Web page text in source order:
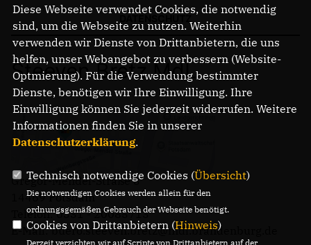
Steeven Bretz MdL
Gregor-Mendel-Straße 3
14469 Potsdam
Telefon: 0331 - 20085713
E-Mail: buero.steeven.bretz@mdl.brandenburg.de
Diese Webseite verwendet Cookies, die notwendig
sind, um die Webseite zu nutzen. Weiterhin
verwenden wir Dienste von Drittanbietern, die uns
helfen, unser Webangebot zu verbessern (Website-
Optmierung). Für die Verwendung bestimmter
Dienste, benötigen wir Ihre Einwilligung. Ihre
Einwilligung können Sie jederzeit widerrufen. Weitere
Informationen finden Sie in unserer
Datenschutzerklärung.
Technisch notwendige Cookies (Übersicht)
Die notwendigen Cookies werden allein für den
ordnungsgemäßen Gebrauch der Webseite benötigt.
Cookies von Drittanbietern (Hinweis)
Derzeit verzichten wir auf Scripte von Drittanbietern auf der